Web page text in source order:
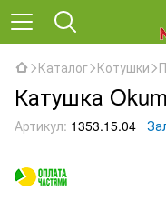
Каталог Котушки
Катушка
Артикул: 1353.15.04